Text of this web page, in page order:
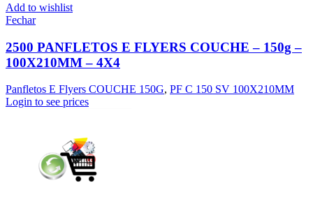
Add to wishlist
Fechar
2500 PANFLETOS E FLYERS COUCHE – 150g –
100X210MM – 4X4
Panfletos E Flyers COUCHE 150G, PF C 150 SV 100X210MM
Login to see prices